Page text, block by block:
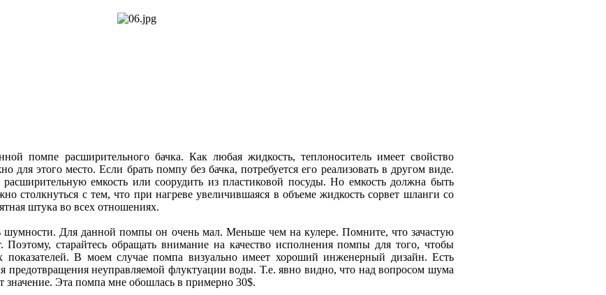
помпе расширительного бачка. Как любая жидкость, теплоноситель имеет свойство
для этого место. Если брать помпу без бачка, потребуется его реализовать в другом виде.
емкость или соорудить из пластиковой посуды. Но емкость должна быть
столкнуться с тем, что при нагреве увеличившаяся в объеме жидкость сорвет шланги со
штука во всех отношениях.
шумности. Для данной помпы он очень мал. Меньше чем на кулере. Помните, что зачастую
Поэтому, старайтесь обращать внимание на качество исполнения помпы для того, чтобы
показателей. В моем случае помпа визуально имеет хороший инженерный дизайн. Есть
предотвращения неуправляемой флуктуации воды. Т.е. явно видно, что над вопросом шума
значение. Эта помпа мне обошлась в примерно 30$.